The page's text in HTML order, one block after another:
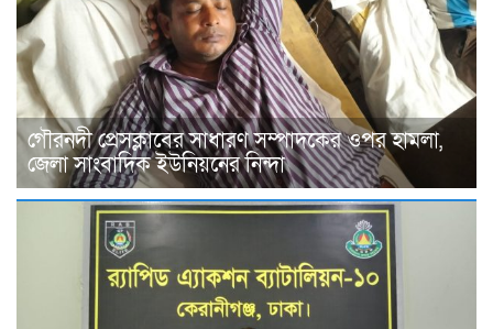
গৌরনদী প্রেসক্লাবের সাধারণ সম্পাদকের ওপর হামলা,
জেলা সাংবাদিক ইউনিয়নের নিন্দা